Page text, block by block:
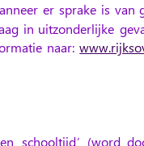
er sprake is van
in uitzonderlijke
naar:
schooltijd’ (word